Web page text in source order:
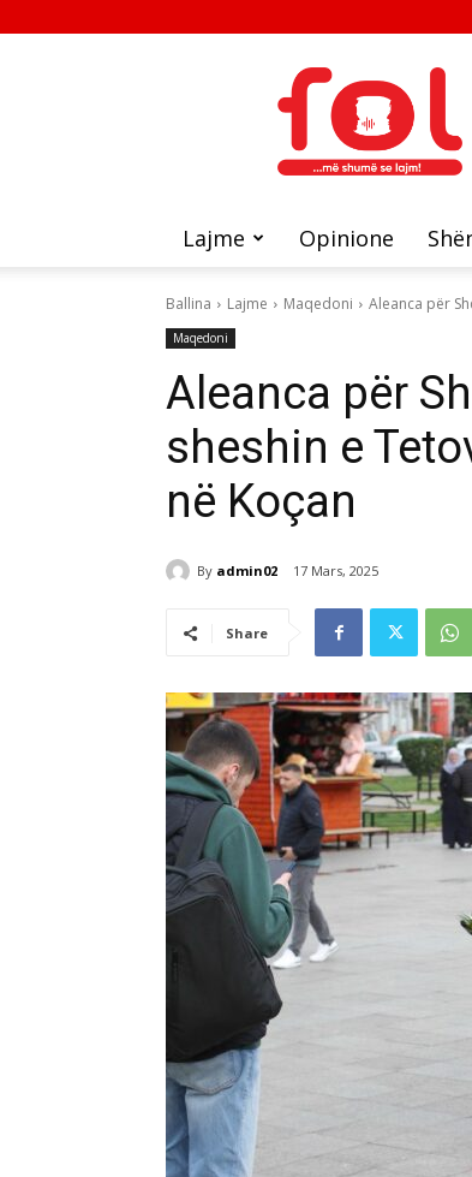
FOL
Lajme Opinione
Ballina Lajme Maqedoni Aleanca për
Maqedoni
Aleanca për
sheshin e
në Koçan
By admin02 17 Mars, 2025
Share